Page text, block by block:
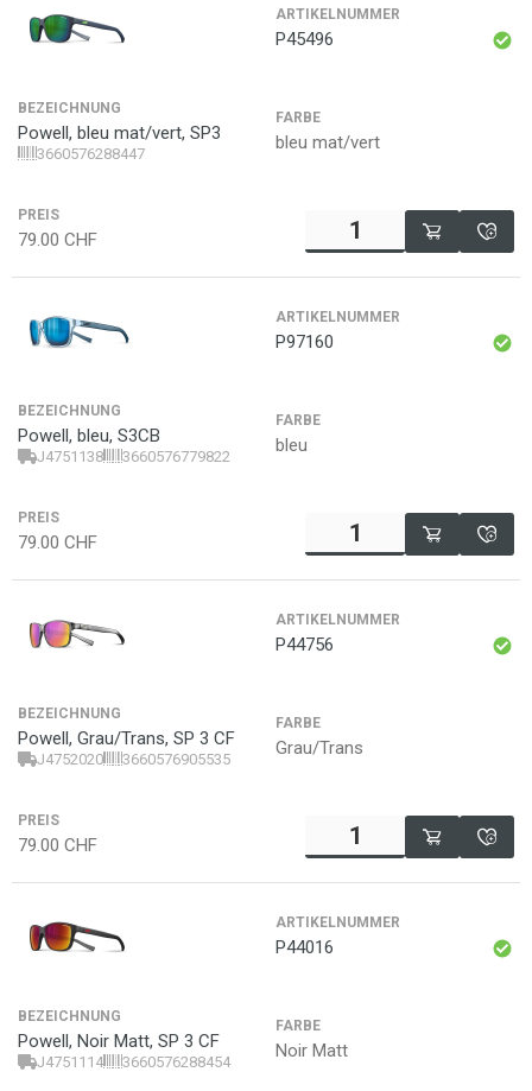
ARTIKELNUMMER
P45496
BEZEICHNUNG
Powell, bleu mat/vert, SP3
3660576288447
FARBE
bleu mat/vert
PREIS
79.00 CHF
ARTIKELNUMMER
P97160
BEZEICHNUNG
Powell, bleu, S3CB
J4751138 3660576779822
FARBE
bleu
PREIS
79.00 CHF
ARTIKELNUMMER
P44756
BEZEICHNUNG
Powell, Grau/Trans, SP 3 CF
J4752020 3660576905535
FARBE
Grau/Trans
PREIS
79.00 CHF
ARTIKELNUMMER
P44016
BEZEICHNUNG
Powell, Noir Matt, SP 3 CF
J4751114 3660576288454
FARBE
Noir Matt